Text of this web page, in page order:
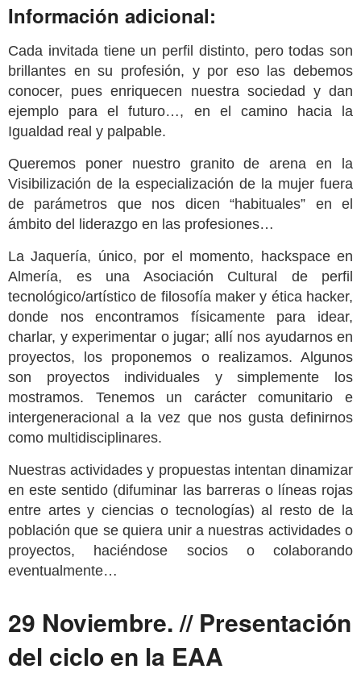
Información adicional:
Cada invitada tiene un perfil distinto, pero todas son
brillantes en su profesión, y por eso las debemos
conocer, pues enriquecen nuestra sociedad y dan
ejemplo para el futuro…, en el camino hacia la
Igualdad real y palpable.
Queremos poner nuestro granito de arena en la
Visibilización de la especialización de la mujer fuera
de parámetros que nos dicen “habituales” en el
ámbito del liderazgo en las profesiones…
La Jaquería, único, por el momento, hackspace en
Almería, es una Asociación Cultural de perfil
tecnológico/artístico de filosofía maker y ética hacker,
donde nos encontramos físicamente para idear,
charlar, y experimentar o jugar; allí nos ayudarnos en
proyectos, los proponemos o realizamos. Algunos
son proyectos individuales y simplemente los
mostramos. Tenemos un carácter comunitario e
intergeneracional a la vez que nos gusta definirnos
como multidisciplinares.
Nuestras actividades y propuestas intentan dinamizar
en este sentido (difuminar las barreras o líneas rojas
entre artes y ciencias o tecnologías) al resto de la
población que se quiera unir a nuestras actividades o
proyectos, haciéndose socios o colaborando
eventualmente…
29 Noviembre. // Presentación
del ciclo en la EAA